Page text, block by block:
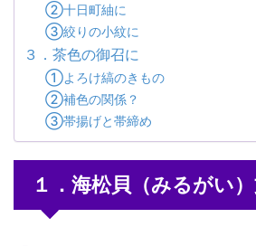
②十日町紬に
③絞りの小紋に
３．茶色の御召に
①よろけ縞のきもの
②補色の関係？
③帯揚げと帯締め
１．海松貝（みるがい